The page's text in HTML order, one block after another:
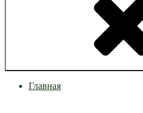
Главная